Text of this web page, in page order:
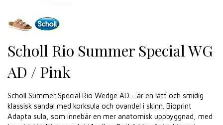
Scholl Rio Summer Special WG
AD / Pink
Scholl Summer Special Rio Wedge AD - är en lätt och smidig
klassisk sandal med korksula och ovandel i skinn. Bioprint
Adapta sula, som innebär en mer anatomisk uppbyggnad, med